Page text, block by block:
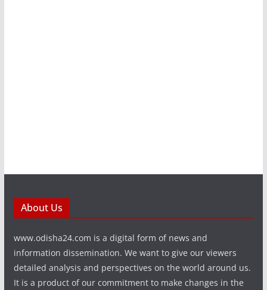
About Us
www.odisha24.com is a digital form of news and
information dissemination. We want to give our viewers
detailed analysis and perspectives on the world around us.
It is a product of our commitment to make changes in the